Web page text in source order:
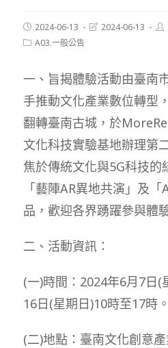
Post
published:
2024-06-13
Post2024-06-13
PostA03.一般公告
一、旨揭體驗活動由臺南
手推動文化產業數位轉型
翻轉臺南古城，於
文化科技實驗基地辦理第
焦於傳統文化與5G科技的
「藝陣AR異地共演」及
品，歡迎各界踴躍參與體
二、活動資訊：
(一)時間：2024年6月7日(
16日(星期日)10時至17時。
(二)地點：臺南文化創意